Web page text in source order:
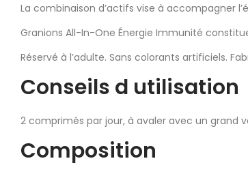
La combinaison d’actifs vise à accompagner
Granions All-In-One Énergie Immunité
Réservé à l’adulte. Sans colorants artificiels.
Conseils d utilisation
2 comprimés par jour, à avaler avec un grand
Composition